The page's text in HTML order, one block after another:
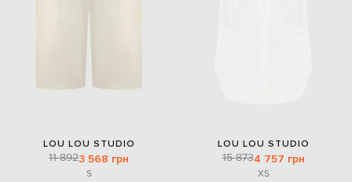
LOU LOU STUDIO
11 8923 568 грн
S
LOU LOU STUDIO
15 8734 757 грн
XS